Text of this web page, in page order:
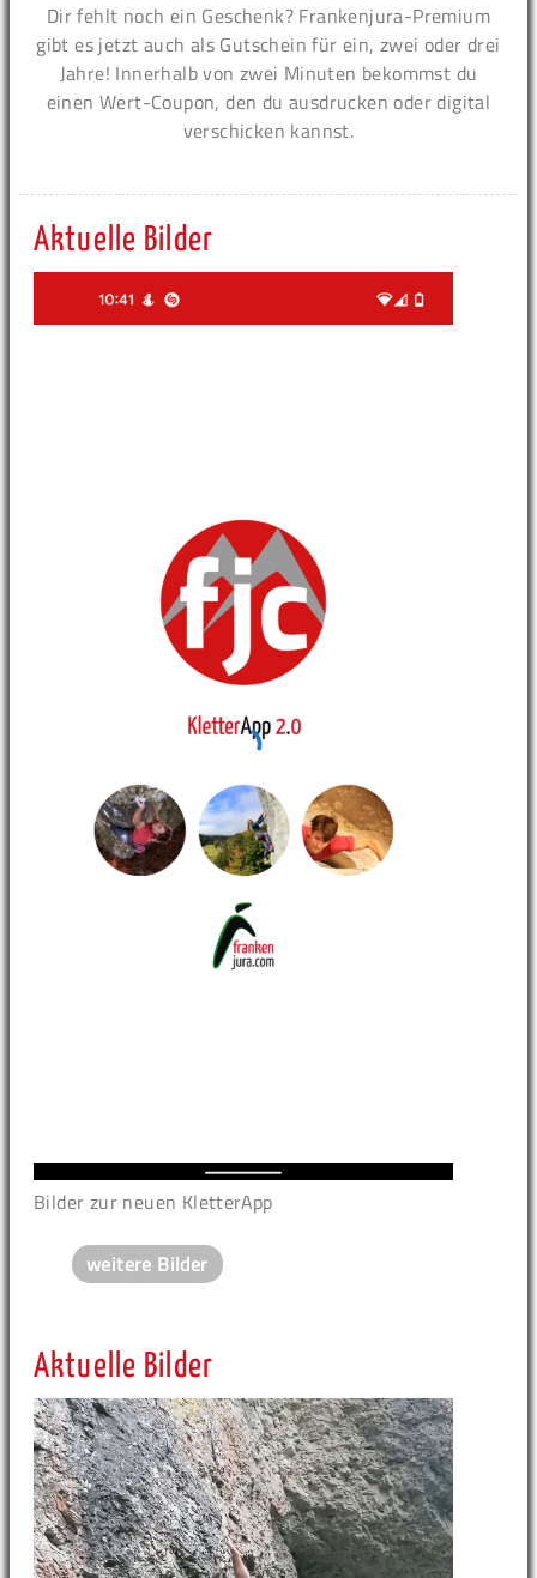
Dir fehlt noch ein Geschenk? Frankenjura-Premium
gibt es jetzt auch als Gutschein für ein, zwei oder drei
Jahre! Innerhalb von zwei Minuten bekommst du
einen Wert-Coupon, den du ausdrucken oder digital
verschicken kannst.
Aktuelle Bilder
Bilder zur neuen KletterApp
weitere Bilder
Aktuelle Bilder